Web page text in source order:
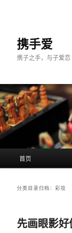
携手爱
携子之手，与子爱恋
首页
分类目录归档：彩妆
先画眼影